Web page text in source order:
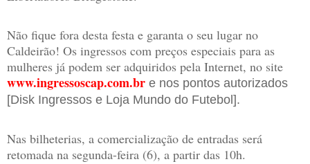
Não fique fora desta festa e garanta o seu lugar no
Caldeirão! Os ingressos com preços especiais para as
mulheres já podem ser adquiridos pela Internet, no site
www.ingressoscap.com.br e nos pontos autorizados
[Disk Ingressos e Loja Mundo do Futebol].
Nas bilheterias, a comercialização de entradas será
retomada na segunda-feira (6), a partir das 10h.